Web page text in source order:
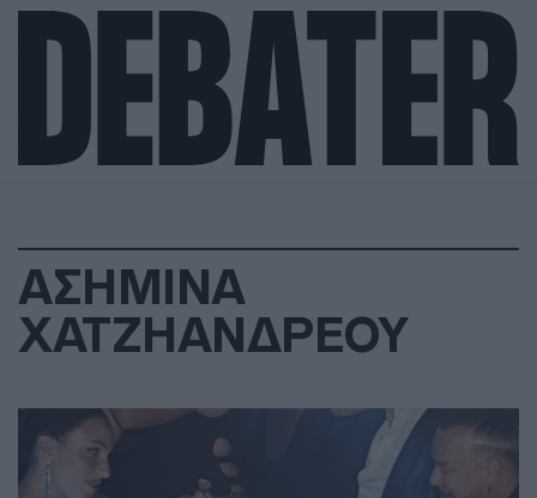
ΑΣΗΜΙΝΑ
ΧΑΤΖΗΑΝΔΡΕΟΥ